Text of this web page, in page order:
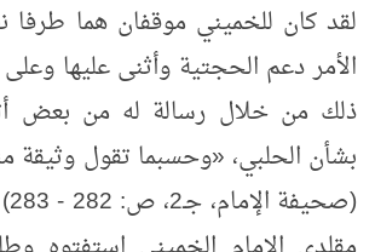
لقد كان للخميني موقفان هما
الأمر دعم الحجتية وأثنى عليها
ذلك من خلال رسالة له من بعض
بشأن الحلبي، «وحسبما تقول وثيقة